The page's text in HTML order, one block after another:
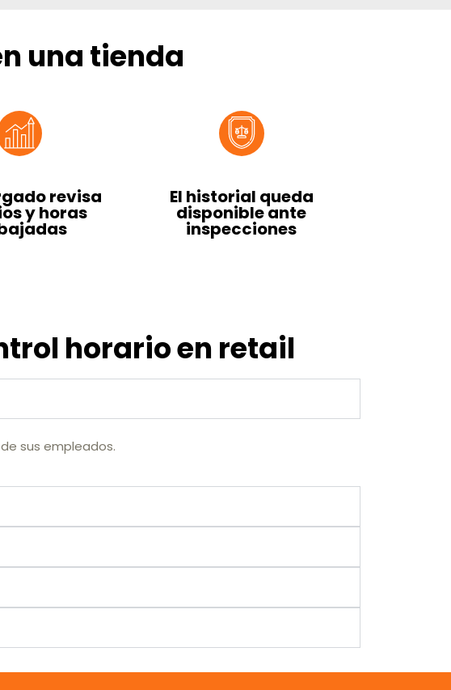
una tienda
revisa
y horas
El historial queda
disponible ante
inspecciones
horario en retail
sus empleados.